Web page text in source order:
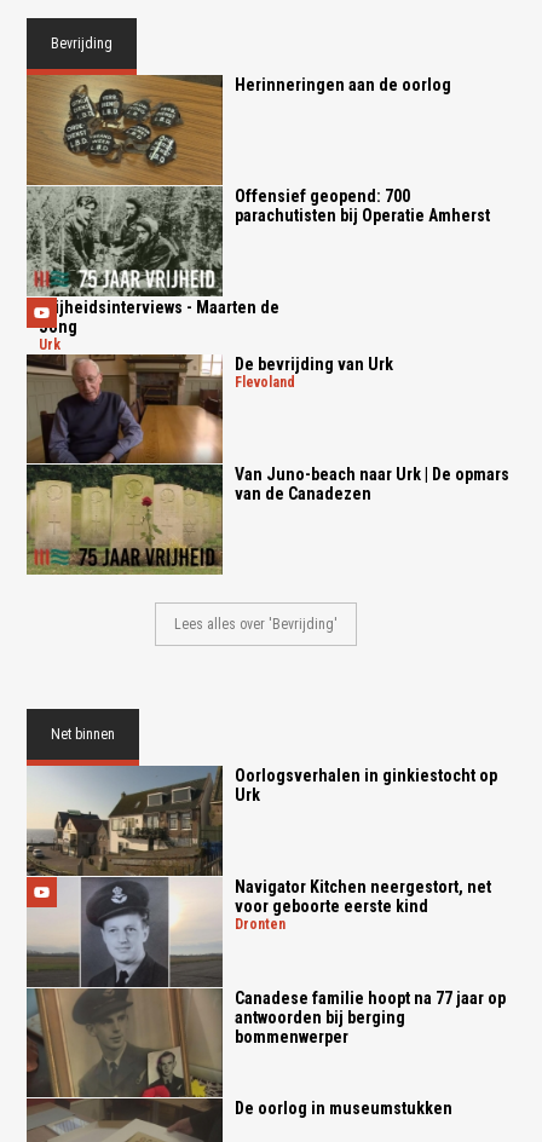
Bevrijding
Herinneringen aan de oorlog
Offensief geopend: 700
parachutisten bij Operatie Amherst
Vrijheidsinterviews - Maarten de
Jong
urk
De bevrijding van Urk
flevoland
Van Juno-beach naar Urk | De opmars
van de Canadezen
Lees alles over 'Bevrijding'
Net binnen
Oorlogsverhalen in ginkiestocht op
Urk
Navigator Kitchen neergestort, net
voor geboorte eerste kind
dronten
Canadese familie hoopt na 77 jaar op
antwoorden bij berging
bommenwerper
De oorlog in museumstukken